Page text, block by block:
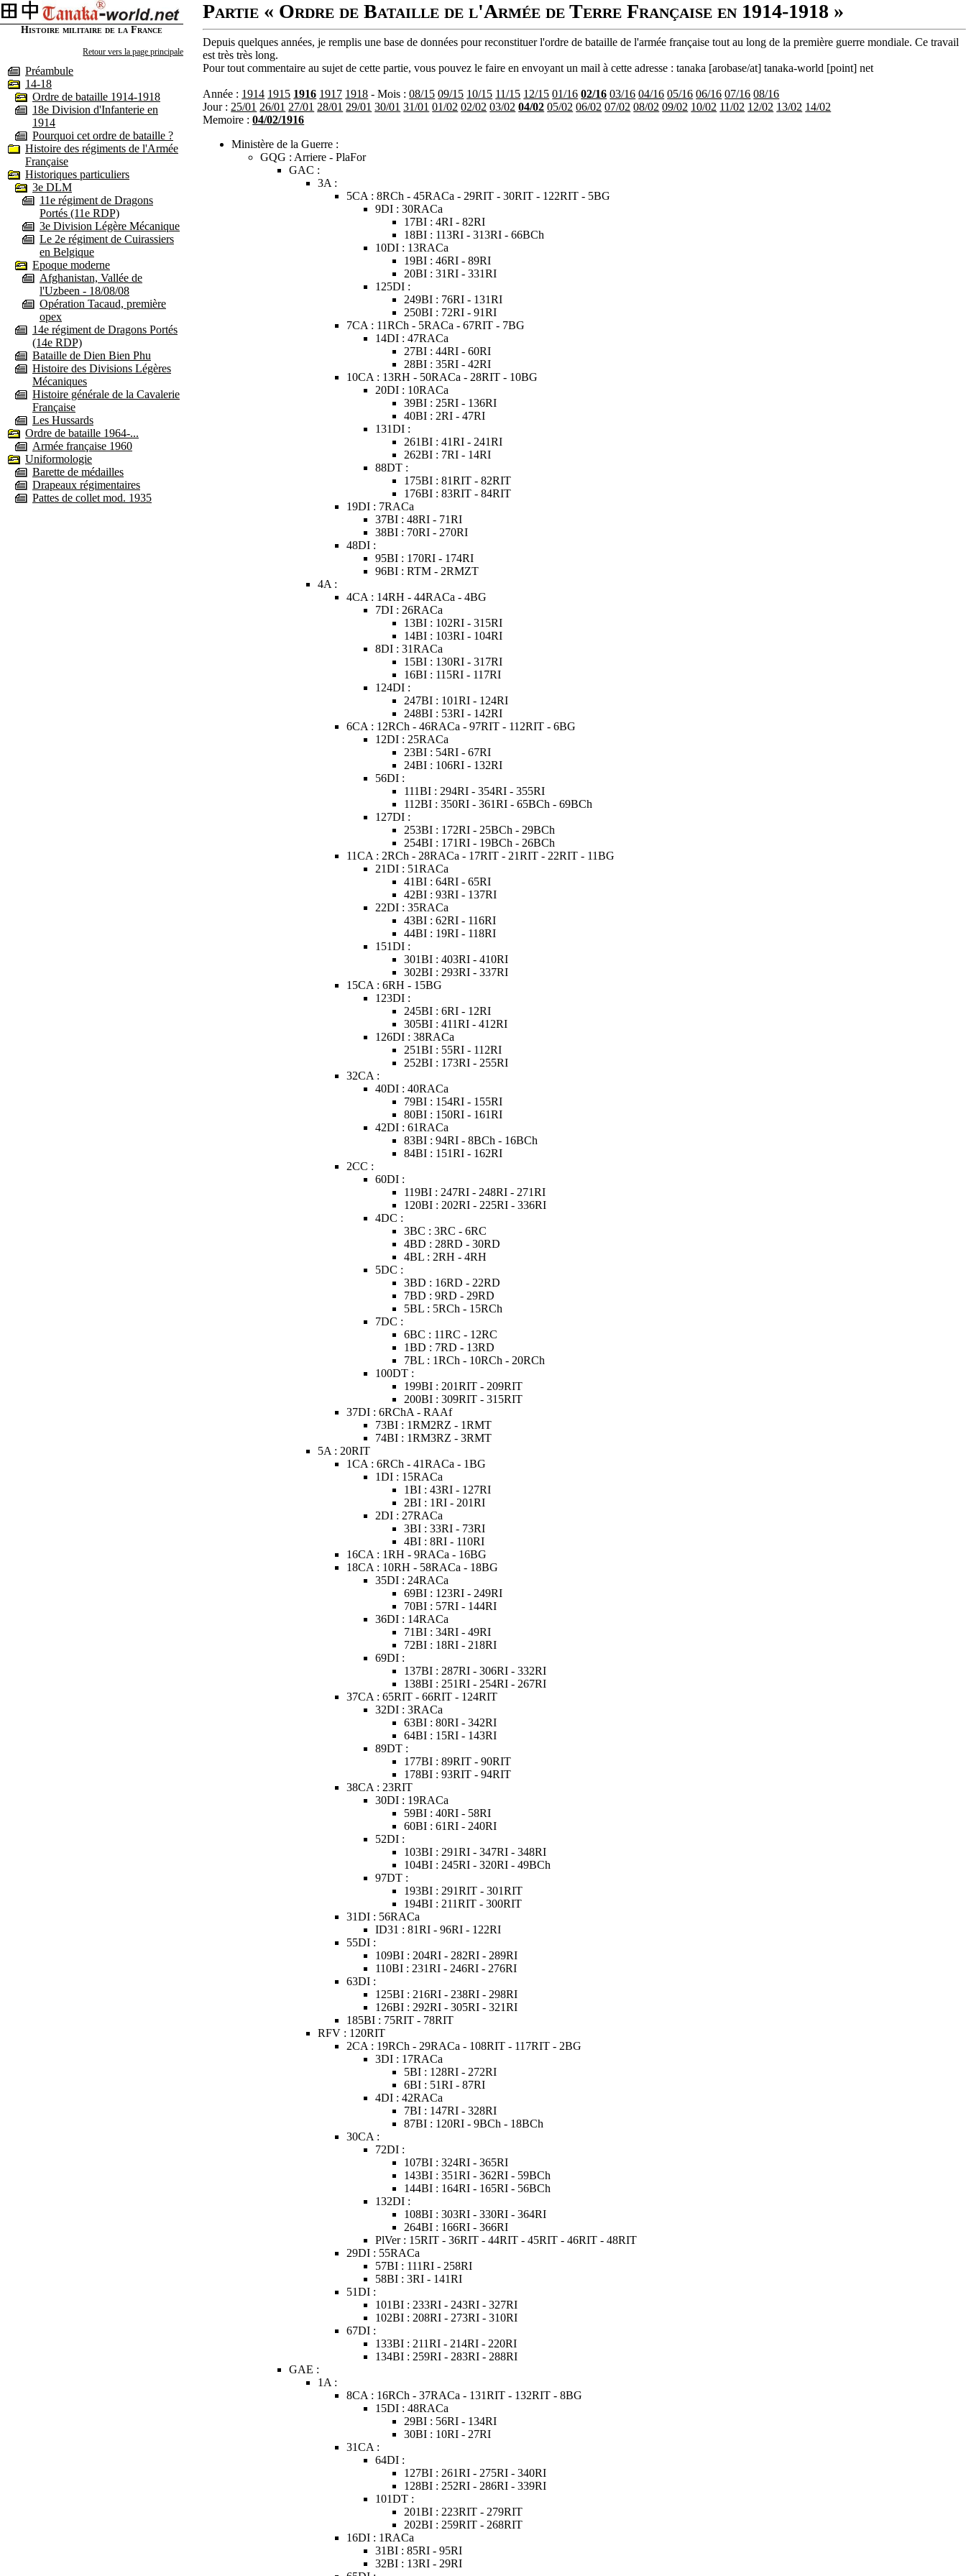
Histoire militaire de la France
Retour vers la page principale
Préambule
14-18
Ordre de bataille 1914-1918
18e Division d'Infanterie en
1914
Pourquoi cet ordre de bataille ?
Histoire des régiments de l'Armée
Française
Historiques particuliers
3e DLM
11e régiment de Dragons
Portés (11e RDP)
3e Division Légère Mécanique
Le 2e régiment de Cuirassiers
en Belgique
Epoque moderne
Afghanistan, Vallée de
l'Uzbeen - 18/08/08
Opération Tacaud, première
opex
14e régiment de Dragons Portés
(14e RDP)
Bataille de Dien Bien Phu
Histoire des Divisions Légères
Mécaniques
Histoire générale de la Cavalerie
Française
Les Hussards
Ordre de bataille 1964-...
Armée française 1960
Uniformologie
Barette de médailles
Drapeaux régimentaires
Pattes de collet mod. 1935
Partie « Ordre de Bataille de l'Armée de Terre Française en 1914-1918 »
Depuis quelques années, je remplis une base de données pour reconstituer l'ordre de bataille de l'armée française tout au long de la première guerre mondiale. Ce travail
est très très long.
Pour tout commentaire au sujet de cette partie, vous pouvez le faire en envoyant un mail à cette adresse : tanaka [arobase/at] tanaka-world [point] net
Année : 1914 1915 1916 1917 1918 - Mois :08/15 09/15 10/15 11/15 12/15 01/16 02/16 03/16 04/16 05/16 06/16 07/16 08/16
Jour : 25/01 26/01 27/01 28/01 29/01 30/01 31/01 01/02 02/02 03/02 04/02 05/02 06/02 07/02 08/02 09/02 10/02 11/02 12/02 13/02 14/02
Memoire :04/02/1916
Ministère de la Guerre :
GQG : Arriere - PlaFor
GAC :
3A :
5CA : 8RCh - 45RACa - 29RIT - 30RIT - 122RIT - 5BG
9DI : 30RACa
17BI : 4RI - 82RI
18BI : 113RI - 313RI - 66BCh
10DI : 13RACa
19BI : 46RI - 89RI
20BI : 31RI - 331RI
125DI :
249BI : 76RI - 131RI
250BI : 72RI - 91RI
7CA : 11RCh - 5RACa - 67RIT - 7BG
14DI : 47RACa
27BI : 44RI - 60RI
28BI : 35RI - 42RI
10CA : 13RH - 50RACa - 28RIT - 10BG
20DI : 10RACa
39BI : 25RI - 136RI
40BI : 2RI - 47RI
131DI :
261BI : 41RI - 241RI
262BI : 7RI - 14RI
88DT :
175BI : 81RIT - 82RIT
176BI : 83RIT - 84RIT
19DI : 7RACa
37BI : 48RI - 71RI
38BI : 70RI - 270RI
48DI :
95BI : 170RI - 174RI
96BI : RTM - 2RMZT
4A :
4CA : 14RH - 44RACa - 4BG
7DI : 26RACa
13BI : 102RI - 315RI
14BI : 103RI - 104RI
8DI : 31RACa
15BI : 130RI - 317RI
16BI : 115RI - 117RI
124DI :
247BI : 101RI - 124RI
248BI : 53RI - 142RI
6CA : 12RCh - 46RACa - 97RIT - 112RIT - 6BG
12DI : 25RACa
23BI : 54RI - 67RI
24BI : 106RI - 132RI
56DI :
111BI : 294RI - 354RI - 355RI
112BI : 350RI - 361RI - 65BCh - 69BCh
127DI :
253BI : 172RI - 25BCh - 29BCh
254BI : 171RI - 19BCh - 26BCh
11CA : 2RCh - 28RACa - 17RIT - 21RIT - 22RIT - 11BG
21DI : 51RACa
41BI : 64RI - 65RI
42BI : 93RI - 137RI
22DI : 35RACa
43BI : 62RI - 116RI
44BI : 19RI - 118RI
151DI :
301BI : 403RI - 410RI
302BI : 293RI - 337RI
15CA : 6RH - 15BG
123DI :
245BI : 6RI - 12RI
305BI : 411RI - 412RI
126DI : 38RACa
251BI : 55RI - 112RI
252BI : 173RI - 255RI
32CA :
40DI : 40RACa
79BI : 154RI - 155RI
80BI : 150RI - 161RI
42DI : 61RACa
83BI : 94RI - 8BCh - 16BCh
84BI : 151RI - 162RI
2CC :
60DI :
119BI : 247RI - 248RI - 271RI
120BI : 202RI - 225RI - 336RI
4DC :
3BC : 3RC - 6RC
4BD : 28RD - 30RD
4BL : 2RH - 4RH
5DC :
3BD : 16RD - 22RD
7BD : 9RD - 29RD
5BL : 5RCh - 15RCh
7DC :
6BC : 11RC - 12RC
1BD : 7RD - 13RD
7BL : 1RCh - 10RCh - 20RCh
100DT :
199BI : 201RIT - 209RIT
200BI : 309RIT - 315RIT
37DI : 6RChA - RAAf
73BI : 1RM2RZ - 1RMT
74BI : 1RM3RZ - 3RMT
5A : 20RIT
1CA : 6RCh - 41RACa - 1BG
1DI : 15RACa
1BI : 43RI - 127RI
2BI : 1RI - 201RI
2DI : 27RACa
3BI : 33RI - 73RI
4BI : 8RI - 110RI
16CA : 1RH - 9RACa - 16BG
18CA : 10RH - 58RACa - 18BG
35DI : 24RACa
69BI : 123RI - 249RI
70BI : 57RI - 144RI
36DI : 14RACa
71BI : 34RI - 49RI
72BI : 18RI - 218RI
69DI :
137BI : 287RI - 306RI - 332RI
138BI : 251RI - 254RI - 267RI
37CA : 65RIT - 66RIT - 124RIT
32DI : 3RACa
63BI : 80RI - 342RI
64BI : 15RI - 143RI
89DT :
177BI : 89RIT - 90RIT
178BI : 93RIT - 94RIT
38CA : 23RIT
30DI : 19RACa
59BI : 40RI - 58RI
60BI : 61RI - 240RI
52DI :
103BI : 291RI - 347RI - 348RI
104BI : 245RI - 320RI - 49BCh
97DT :
193BI : 291RIT - 301RIT
194BI : 211RIT - 300RIT
31DI : 56RACa
ID31 : 81RI - 96RI - 122RI
55DI :
109BI : 204RI - 282RI - 289RI
110BI : 231RI - 246RI - 276RI
63DI :
125BI : 216RI - 238RI - 298RI
126BI : 292RI - 305RI - 321RI
185BI : 75RIT - 78RIT
RFV : 120RIT
2CA : 19RCh - 29RACa - 108RIT - 117RIT - 2BG
3DI : 17RACa
5BI : 128RI - 272RI
6BI : 51RI - 87RI
4DI : 42RACa
7BI : 147RI - 328RI
87BI : 120RI - 9BCh - 18BCh
30CA :
72DI :
107BI : 324RI - 365RI
143BI : 351RI - 362RI - 59BCh
144BI : 164RI - 165RI - 56BCh
132DI :
108BI : 303RI - 330RI - 364RI
264BI : 166RI - 366RI
PlVer : 15RIT - 36RIT - 44RIT - 45RIT - 46RIT - 48RIT
29DI : 55RACa
57BI : 111RI - 258RI
58BI : 3RI - 141RI
51DI :
101BI : 233RI - 243RI - 327RI
102BI : 208RI - 273RI - 310RI
67DI :
133BI : 211RI - 214RI - 220RI
134BI : 259RI - 283RI - 288RI
GAE :
1A :
8CA : 16RCh - 37RACa - 131RIT - 132RIT - 8BG
15DI : 48RACa
29BI : 56RI - 134RI
30BI : 10RI - 27RI
31CA :
64DI :
127BI : 261RI - 275RI - 340RI
128BI : 252RI - 286RI - 339RI
101DT :
201BI : 223RIT - 279RIT
202BI : 259RIT - 268RIT
16DI : 1RACa
31BI : 85RI - 95RI
32BI : 13RI - 29RI